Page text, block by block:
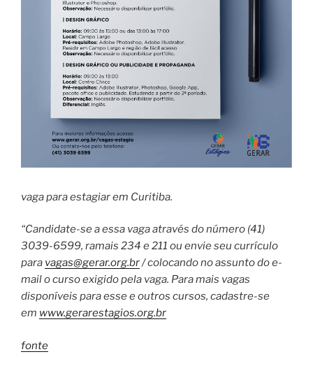
vaga para estagiar em Curitiba.
“Candidate-se a essa vaga através do número (41)
3039-6599, ramais 234 e 211 ou envie seu currículo
para vagas@gerar.org.br/ colocando no assunto do e-
mail o curso exigido pela vaga. Para mais vagas
disponíveis para esse e outros cursos, cadastre-se
em www.gerarestagios.org.br
fonte